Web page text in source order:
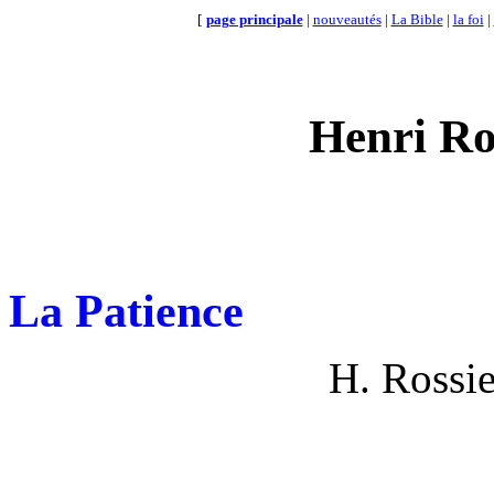
[ page principale| nouveautés| La Bible| la foi|
Henri
La Patience
H.